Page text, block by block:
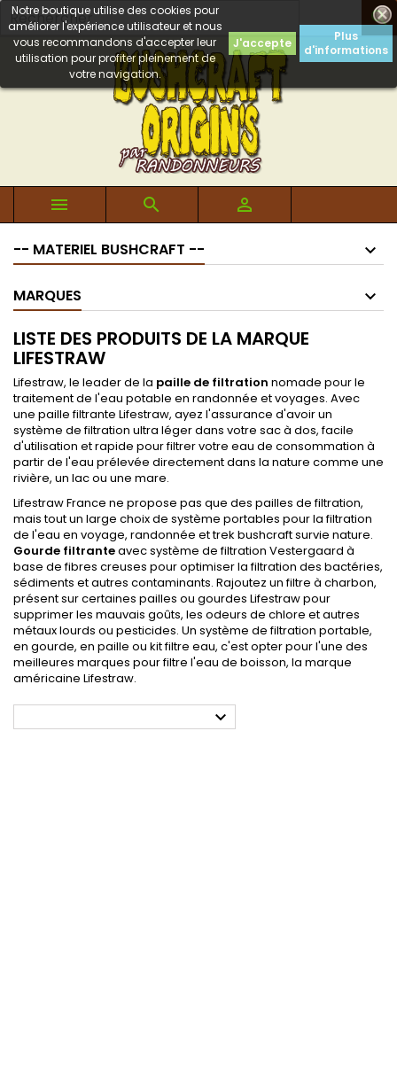

Notre boutique utilise des cookies pour
améliorer l'expérience utilisateur et nous
vous recommandons d'accepter leur
utilisation pour profiter pleinement de
votre navigation.
J'accepte
Plus
d'informations
  
-- MATERIEL BUSHCRAFT --
MARQUES
LISTE DES PRODUITS DE LA MARQUE
LIFESTRAW
Lifestraw, le leader de la paille de filtration nomade pour le
traitement de l'eau potable en randonnée et voyages. Avec
une paille filtrante Lifestraw, ayez l'assurance d'avoir un
système de filtration ultra léger dans votre sac à dos, facile
d'utilisation et rapide pour filtrer votre eau de consommation à
partir de l'eau prélevée directement dans la nature comme une
rivière, un lac ou une mare.
Lifestraw France ne propose pas que des pailles de filtration,
mais tout un large choix de système portables pour la filtration
de l'eau en voyage, randonnée et trek bushcraft survie nature.
Gourde filtranteavec système de filtration Vestergaard à
base de fibres creuses pour optimiser la filtration des bactéries,
sédiments et autres contaminants. Rajoutez un filtre à charbon,
présent sur certaines pailles ou gourdes Lifestraw pour
supprimer les mauvais goûts, les odeurs de chlore et autres
métaux lourds ou pesticides. Un système de filtration portable,
en gourde, en paille ou kit filtre eau, c'est opter pour l'une des
meilleures marques pour filtre l'eau de boisson, la marque
américaine Lifestraw.
